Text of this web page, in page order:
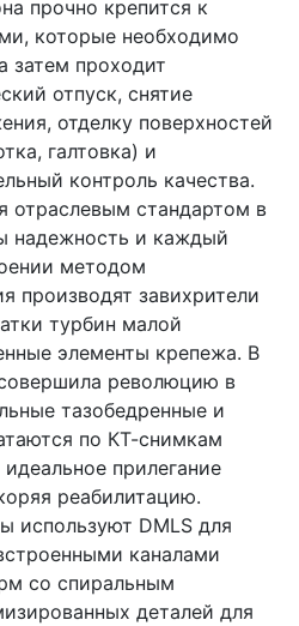
прочно крепится к
которые необходимо
затем проходит
отпуск, снятие
отделку поверхностей
галтовка) и
контроль качества.
отраслевым стандартом в
надежность и каждый
методом
производят завихрители
турбин малой
элементы крепежа. В
революцию в
тазобедренные и
по КТ-снимкам
прилегание
реабилитацию.
используют DMLS для
каналами
со спиральным
деталей для